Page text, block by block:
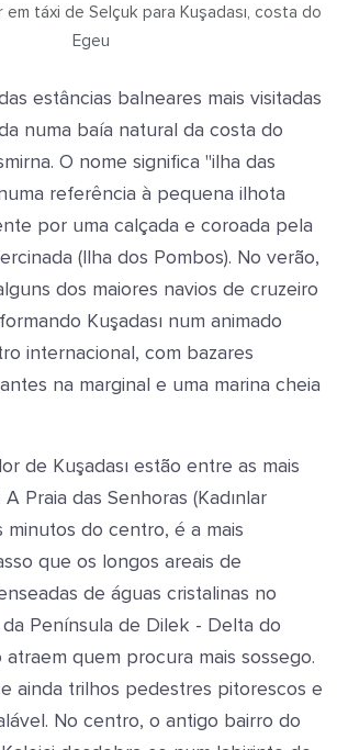
táxi de Selçuk para Kuşadası, costa do
Egeu
estâncias balneares mais visitadas
numa baía natural da costa do
O nome significa "ilha das
referência à pequena ilhota
por uma calçada e coroada pela
(Ilha dos Pombos). No verão,
dos maiores navios de cruzeiro
Kuşadası num animado
internacional, com bazares
na marginal e uma marina cheia
de Kuşadası estão entre as mais
Praia das Senhoras (Kadınlar
minutos do centro, é a mais
que os longos areais de
de águas cristalinas no
Península de Dilek - Delta do
quem procura mais sossego.
ainda trilhos pedestres pitorescos e
No centro, o antigo bairro do